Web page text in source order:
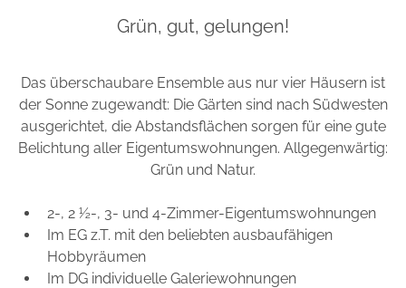
Grün, gut, gelungen!
Das überschaubare Ensemble aus nur vier Häusern ist
der Sonne zugewandt: Die Gärten sind nach Südwesten
ausgerichtet, die Abstandsflächen sorgen für eine gute
Belichtung aller Eigentumswohnungen. Allgegenwärtig:
Grün und Natur.
2-, 2 ½-, 3- und 4-Zimmer-Eigentumswohnungen
Im EG z.T. mit den beliebten ausbaufähigen
Hobbyräumen
Im DG individuelle Galeriewohnungen